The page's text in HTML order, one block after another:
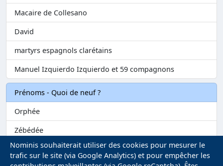
Macaire de Collesano
David
martyrs espagnols clarétains
Manuel Izquierdo Izquierdo et 59 compagnons
Prénoms - Quoi de neuf ?
Orphée
Zébédée
Melvil
Nominis souhaiterait utiliser des cookies pour mesurer le
trafic sur le site (via Google Analytics) et pour empêcher les